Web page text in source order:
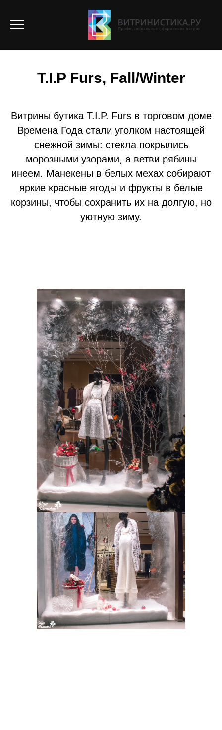
ОФОРМЛЕНИЕ ВИТРИН
T.I.P Furs, Fall/Winter
Витрины бутика T.I.P. Furs в торговом доме
Времена Года стали уголком настоящей
снежной зимы: стекла покрылись
морозными узорами, а ветви рябины
инеем. Манекены в белых мехах собирают
яркие красные ягоды и фрукты в белые
корзины, чтобы сохранить их на долгую, но
уютную зиму.